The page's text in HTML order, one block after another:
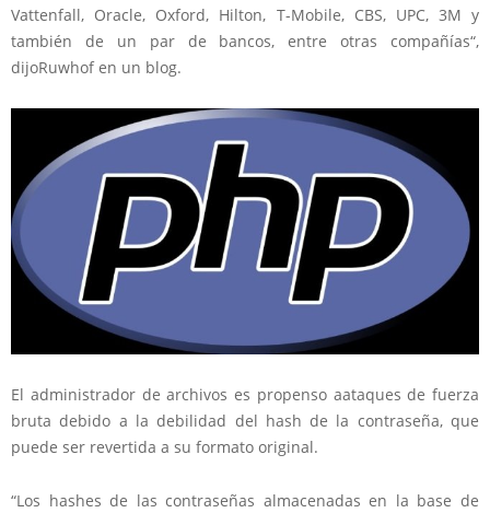
Vattenfall, Oracle, Oxford, Hilton, T-Mobile, CBS, UPC, 3M y
también de un par de
bancos,entreotras compañías“,
dijoRuwhof en un blog.
El administrador de archivos es propenso aataques de fuerza
brutadebido a la debilidad del hash de la contraseña,que
puede ser revertida a su formato original.
“Los hashes de las contraseñas almacenadas en la base de